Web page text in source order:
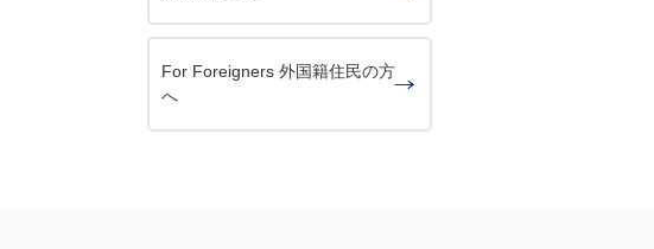
For Foreigners 外国籍住民の方
へ